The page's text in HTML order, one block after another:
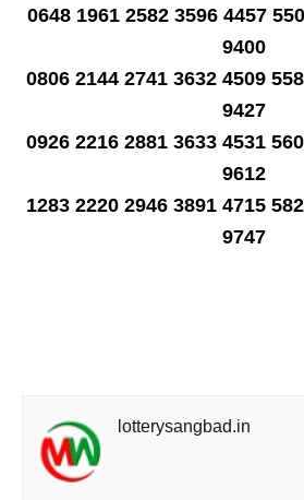
0648 1961 2582 3596 4457
9400
0806 2144 2741 3632 4509
9427
0926 2216 2881 3633 4531
9612
1283 2220 2946 3891 4715
9747
lotterysangbad.in